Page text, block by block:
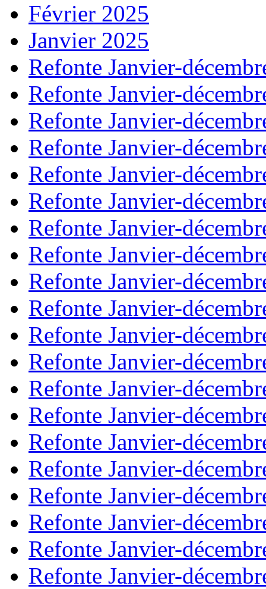
Février 2025
Janvier 2025
Refonte Janvier-
Refonte Janvier-
Refonte Janvier-
Refonte Janvier-
Refonte Janvier-
Refonte Janvier-
Refonte Janvier-
Refonte Janvier-
Refonte Janvier-
Refonte Janvier-
Refonte Janvier-
Refonte Janvier-
Refonte Janvier-
Refonte Janvier-
Refonte Janvier-
Refonte Janvier-
Refonte Janvier-
Refonte Janvier-
Refonte Janvier-
Refonte Janvier-